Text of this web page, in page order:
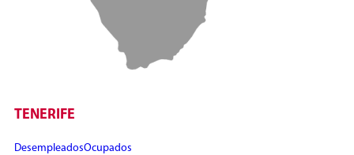
TENERIFE
DesempleadosOcupados